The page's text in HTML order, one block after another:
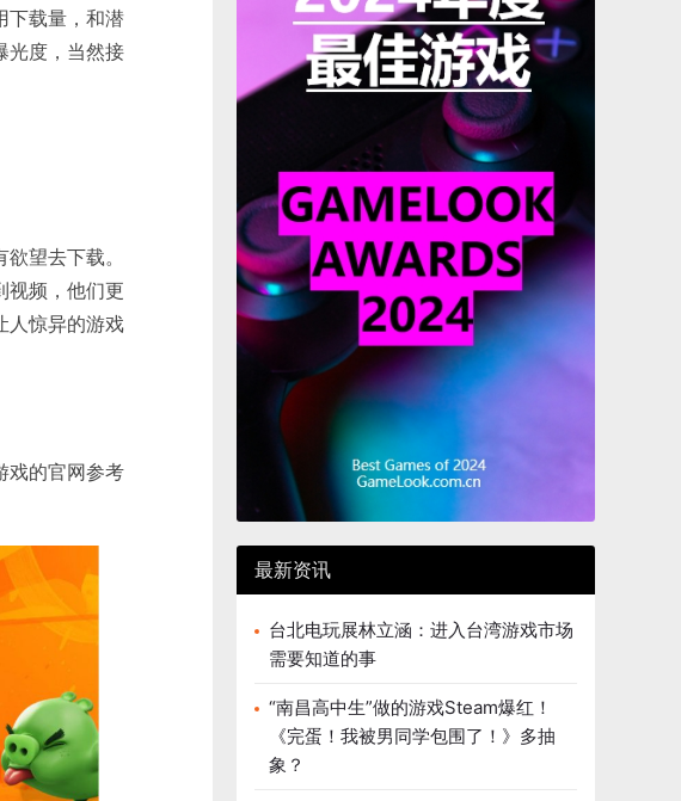
下载量，和潜
光度，当然接
望去下载。
视频，他们更
人惊异的游戏
戏的官网参考
最新资讯
台北电玩展林立涵：进入台湾游戏市场
需要知道的事
“南昌高中生”做的游戏Steam爆红！
《完蛋！我被男同学包围了！》多抽
象？